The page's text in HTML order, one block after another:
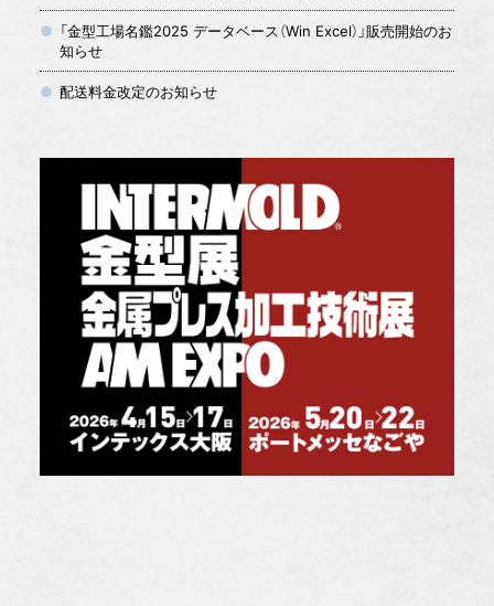
「金型工場名鑑2025 データベース（Win Excel）」販売開始のお
知らせ
配送料金改定のお知らせ